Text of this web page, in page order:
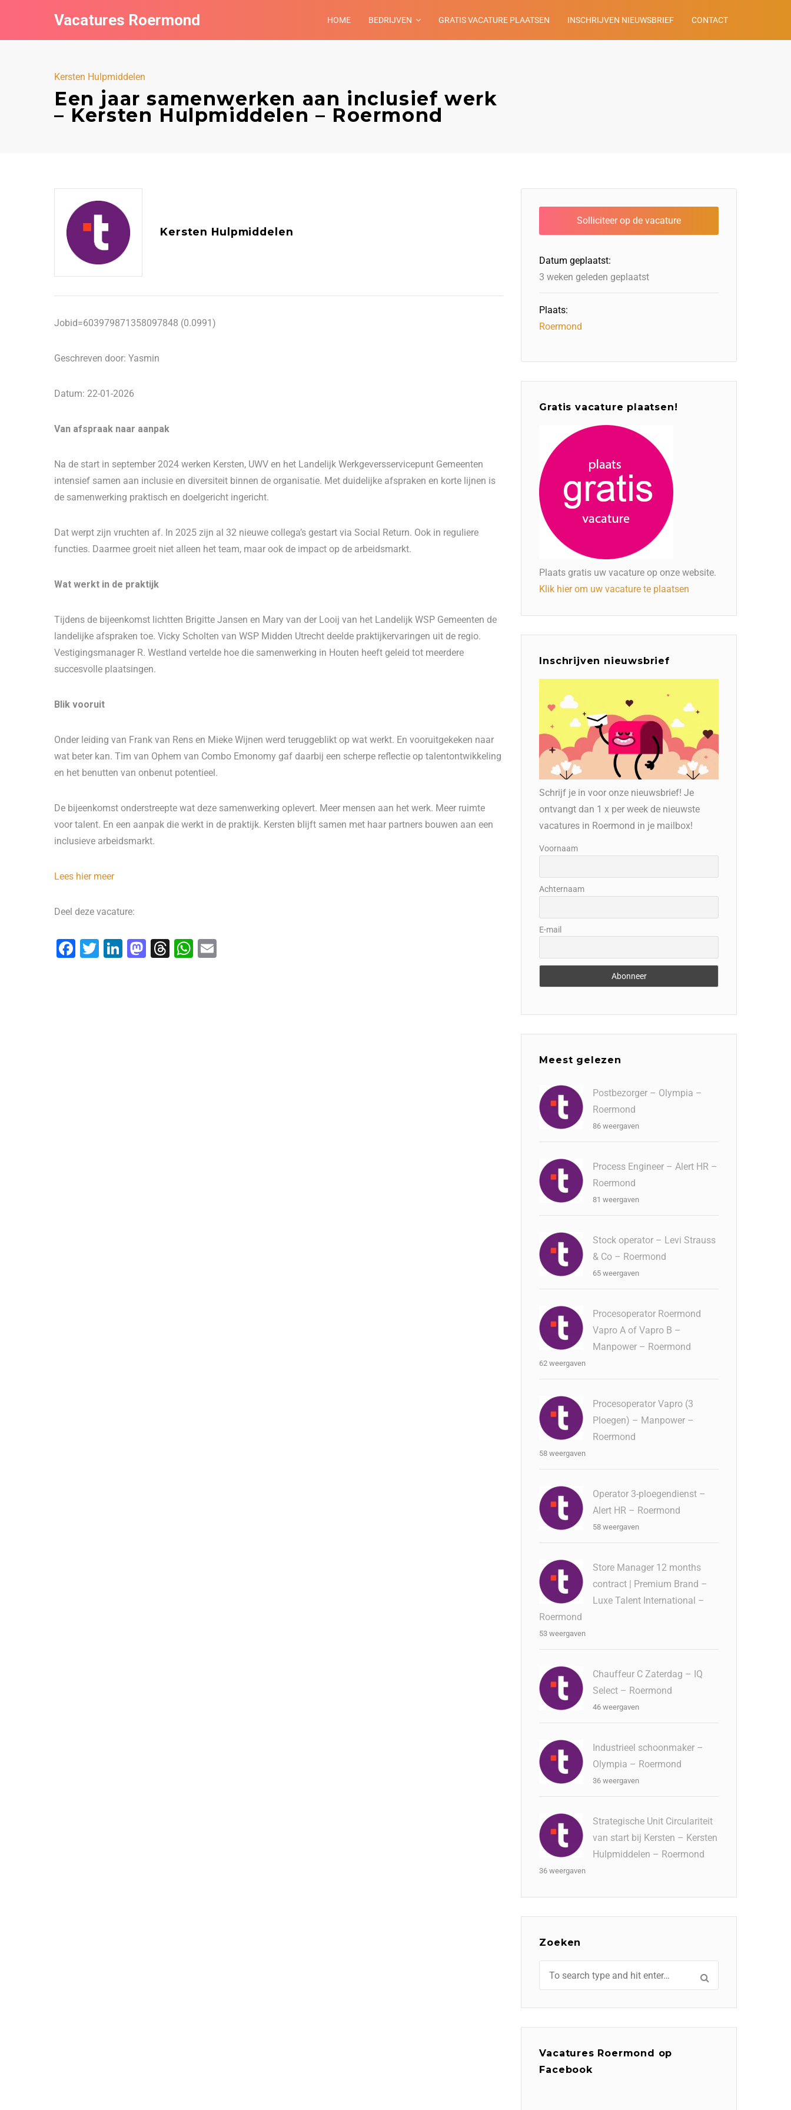
Vacatures Roermond HOME BEDRIJVEN GRATIS VACATURE PLAATSEN INSCHRIJVEN NIEUWSBRIEF CONTACT
Kersten Hulpmiddelen
Een jaar samenwerken aan inclusief werk
– Kersten Hulpmiddelen – Roermond
Kersten Hulpmiddelen
Jobid=603979871358097848 (0.0991)
Geschreven door: Yasmin
Datum: 22-01-2026
Van afspraak naar aanpak
Na de start in september 2024 werken Kersten, UWV en het Landelijk Werkgeversservicepunt Gemeenten
intensief samen aan inclusie en diversiteit binnen de organisatie. Met duidelijke afspraken en korte lijnen is
de samenwerking praktisch en doelgericht ingericht.
Dat werpt zijn vruchten af. In 2025 zijn al 32 nieuwe collega’s gestart via Social Return. Ook in reguliere
functies. Daarmee groeit niet alleen het team, maar ook de impact op de arbeidsmarkt.
Wat werkt in de praktijk
Tijdens de bijeenkomst lichtten Brigitte Jansen en Mary van der Looij van het Landelijk WSP Gemeenten de
landelijke afspraken toe. Vicky Scholten van WSP Midden Utrecht deelde praktijkervaringen uit de regio.
Vestigingsmanager R. Westland vertelde hoe die samenwerking in Houten heeft geleid tot meerdere
succesvolle plaatsingen.
Blik vooruit
Onder leiding van Frank van Rens en Mieke Wijnen werd teruggeblikt op wat werkt. En vooruitgekeken naar
wat beter kan. Tim van Ophem van Combo Emonomy gaf daarbij een scherpe reflectie op talentontwikkeling
en het benutten van onbenut potentieel.
De bijeenkomst onderstreepte wat deze samenwerking oplevert. Meer mensen aan het werk. Meer ruimte
voor talent. En een aanpak die werkt in de praktijk. Kersten blijft samen met haar partners bouwen aan een
inclusieve arbeidsmarkt.
Lees hier meer
Deel deze vacature:
F
T
Li
M T
W
Datum geplaatst:
3 weken geleden geplaatst
Plaats:
Roermond
Gratis vacature plaatsen!
Plaats gratis uw vacature op onze website.
Klik hier om uw vacature te plaatsen
Inschrijven nieuwsbrief
Schrijf je in voor onze nieuwsbrief! Je
ontvangt dan 1 x per week de nieuwste
vacatures in Roermond in je mailbox!
Voornaam
Achternaam
E-mail
Meest gelezen
Postbezorger – Olympia –
Roermond
86 weergaven
Process Engineer – Alert HR –
Roermond
81 weergaven
Stock operator – Levi Strauss
& Co – Roermond
65 weergaven
Procesoperator Roermond
Vapro A of Vapro B –
Manpower – Roermond
62 weergaven
Procesoperator Vapro (3
Ploegen) – Manpower –
Roermond
58 weergaven
Operator 3-ploegendienst –
Alert HR – Roermond
58 weergaven
Store Manager 12 months
contract | Premium Brand –
Luxe Talent International –
Roermond
53 weergaven
Chauffeur C Zaterdag – IQ
Select – Roermond
46 weergaven
Industrieel schoonmaker –
Olympia – Roermond
36 weergaven
Strategische Unit Circulariteit
van start bij Kersten – Kersten
Hulpmiddelen – Roermond
36 weergaven
Zoeken
Vacatures Roermond op
Facebook